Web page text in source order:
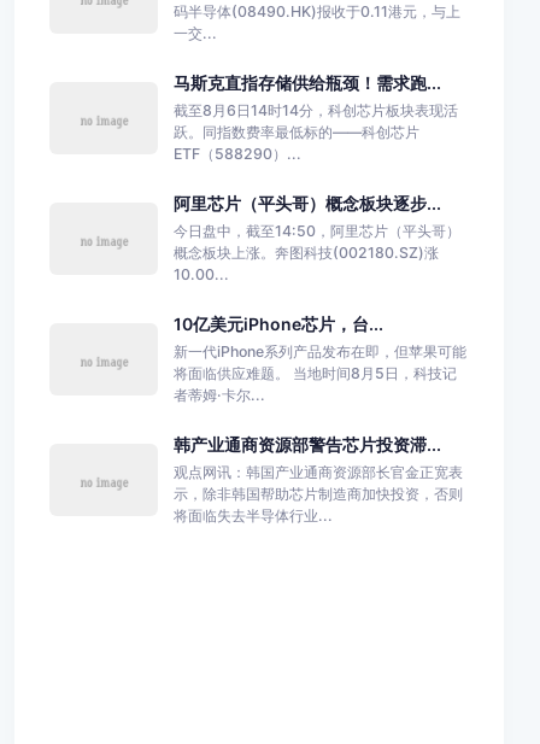
码半导体(08490.HK)报收于0.11港元，与上
一交...
马斯克直指存储供给瓶颈！需求跑...
截至8月6日14时14分，科创芯片板块表现活
跃。同指数费率最低标的——科创芯片
ETF（588290）...
阿里芯片（平头哥）概念板块逐步...
今日盘中，截至14:50，阿里芯片（平头哥）
概念板块上涨。奔图科技(002180.SZ)涨
10.00...
10亿美元iPhone芯片，台...
新一代iPhone系列产品发布在即，但苹果可能
将面临供应难题。 当地时间8月5日，科技记
者蒂姆·卡尔...
韩产业通商资源部警告芯片投资滞...
观点网讯：韩国产业通商资源部长官金正宽表
示，除非韩国帮助芯片制造商加快投资，否则
将面临失去半导体行业...